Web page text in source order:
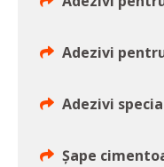
Adezivi
Adezivi
Șape